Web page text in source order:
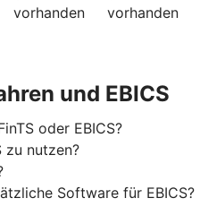
vorhanden
vorhanden
und EBICS
oder EBICS?
zu nutzen?
Software für EBICS?